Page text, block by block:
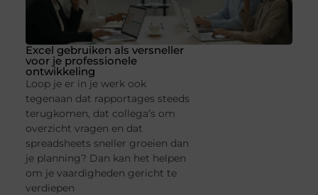
Excel gebruiken als versneller
voor je professionele
ontwikkeling
Loop je er in je werk ook
tegenaan dat rapportages steeds
terugkomen, dat collega’s om
overzicht vragen en dat
spreadsheets sneller groeien dan
je planning? Dan kan het helpen
om je vaardigheden gericht te
verdiepen